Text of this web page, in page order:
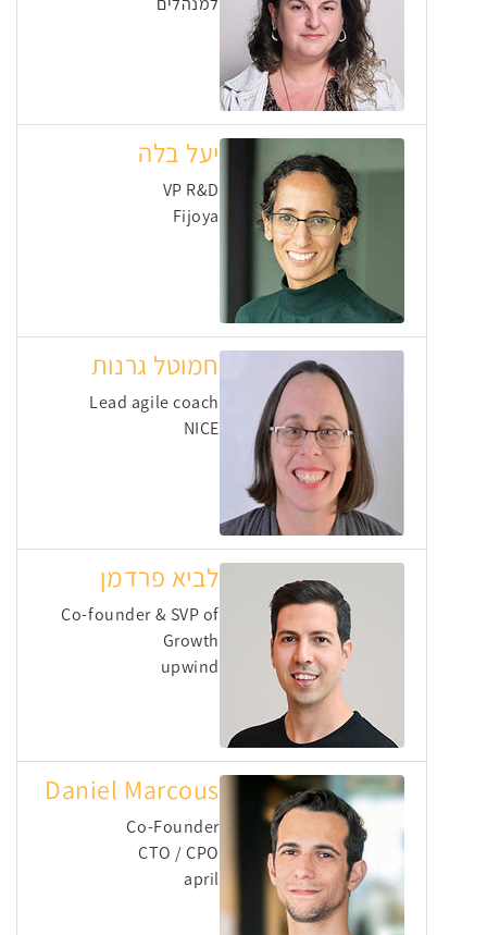
יעל בלה
VP R&D
Fijoya
חמוטל גרנות
Lead agile coach
NICE
לביא פרדמן
Co-founder & SVP of
Growth
upwind
Daniel Marcous
Co-Founder
CTO / CPO
april